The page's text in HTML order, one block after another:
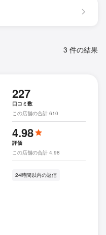
3 件の結果
227
口コミ数
この店舗の合計 610
4.98
評価
この店舗の合計 4.98
24時間以内の返信